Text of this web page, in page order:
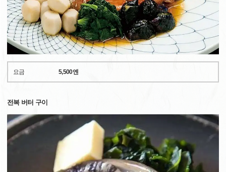
요금 5,500엔
전복 버터 구이